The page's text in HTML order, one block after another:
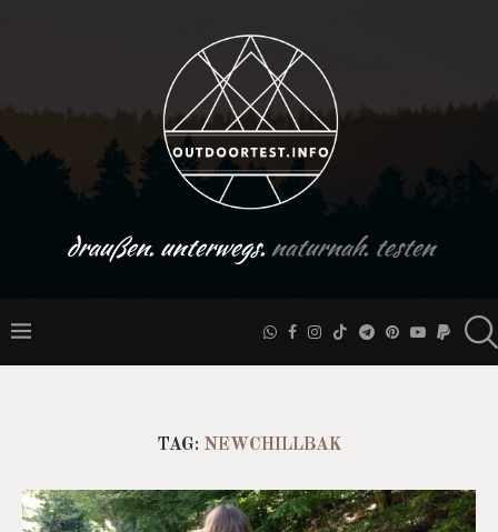
draußen. unterwegs.naturnah. testen
TAG: NEWCHILLBAK